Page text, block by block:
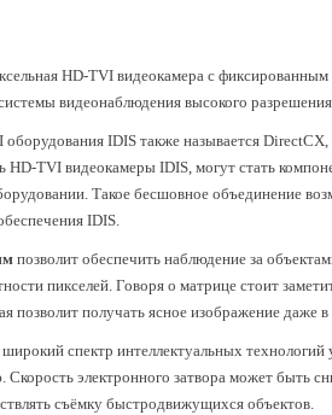
HD-TVI видеокамера с
видеонаблюдения высокого
IDIS также называется
HD-TVI видеокамеры IDIS, могут стать
Такое бесшовное объединение
IDIS.
позволит обеспечить наблюдение за
пикселей. Говоря о матрице стоит
позволит получать ясное изображение даже
спектр интеллектуальных
Скорость электронного затвора может быть
съёмку быстродвижущихся объектов.